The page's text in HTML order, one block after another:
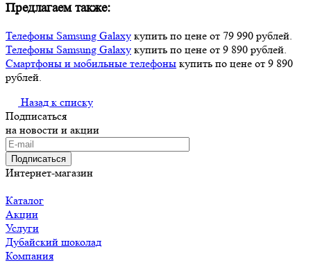
Предлагаем также:
Телефоны Samsung Galaxy купить по цене от 79 990 рублей.
Телефоны Samsung Galaxy купить по цене от 9 890 рублей.
Смартфоны и мобильные телефоны купить по цене от 9 890
рублей.
Назад к списку
Подписаться
на новости и акции
Подписаться
Интернет-магазин
Каталог
Акции
Услуги
Дубайский шоколад
Компания